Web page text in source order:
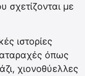
σχετίζονται με
ιστορίες
όπως
χιονοθύελλες